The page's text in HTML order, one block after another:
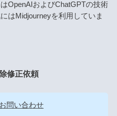
OpenAIおよびChatGPTの技術
はMidjourneyを利用していま
修正依頼
問い合わせ